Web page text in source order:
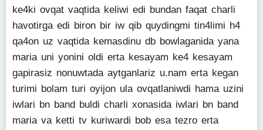
ke4ki ovqat vaqtida keliwi edi bundan faqat charli
havotirga edi biron bir iw qib quydingmi tin4limi h4
qa4on uz vaqtida kemasdinu db bowlaganida yana
maria uni yonini oldi erta kesayam ke4 kesayam
gapirasiz nonuwtada aytganlariz u.nam erta kegan
turimi bolam turi oyijon ula ovqatlaniwdi hama uzini
iwlari bn band buldi charli xonasida iwlari bn band
maria va ketti tv kuriwardi bob esa tezro erta